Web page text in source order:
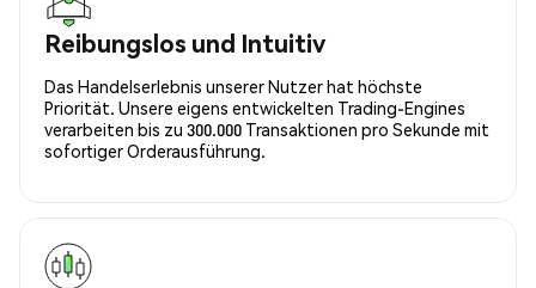
Reibungslos und Intuitiv
Das Handelserlebnis unserer Nutzer hat höchste
Priorität. Unsere eigens entwickelten Trading-Engines
verarbeiten bis zu 300.000 Transaktionen pro Sekunde mit
sofortiger Orderausführung.